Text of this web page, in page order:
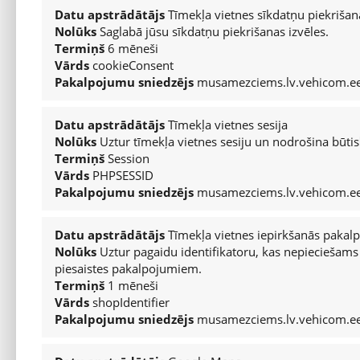
Datu apstrādātājsTīmekļa vietnes sīkdatņu
NolūksSaglabā jūsu sīkdatņu piekrišanas izvēles.
Termiņš6 mēneši
Vārds cookieConsent
Pakalpojumu sniedzējs
Datu apstrādātājsTīmekļa vietnes sesija
Nolūks Uztur tīmekļa vietnes sesiju un nodrošina
TermiņšSession
Vārds PHPSESSID
Pakalpojumu sniedzējs
Datu apstrādātājsTīmekļa vietnes iepirkšanās
Nolūks Uztur pagaidu identifikatoru, kas
piesaistes pakalpojumiem.
Termiņš 1 mēneši
VārdsshopIdentifier
Pakalpojumu sniedzējs
JAUNIE AUTO
Izvēlies marku
Visi piedāvājumi
SERVISS
Kontakti
Virsbūvju remonts
Garantijas
Peugeot
Pieejamība
Šī tīmekļvietne ir izstrādāta, ievērojot
prakses, lai cilvēki ar dažādiem funkcionāliem
Papildus tam pieejamību bieži vien var uzlabot arī
galvenās atbalsta iespējas.
Mēs esam apņēmušies uzlabot digitālo pieejamību
mums.
Navigācija ar tastatūru
Šajā vietnē ir iespējams pilnībā pārvietoties tikai ar